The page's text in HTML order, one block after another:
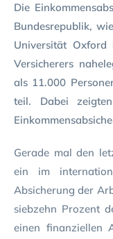
Die
Bundesrepublik,
Universität
Versicherers
als 11.000
teil. Dabei
Gerade mal den
ein im
Absicherung der
siebzehn Prozent
einen finanziellen